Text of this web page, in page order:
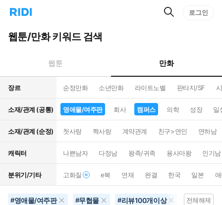
리
홈
으
턴
트
검
로그인
웹툰/만화 키워드 검색
웹툰 만화
장르 순정만화 소년만화 라이트노벨 판타지/SF
소재/관계 (공통) 영애물/여주판 회사 캠퍼스 의학 성장 일
소재/관계 (순정) 첫사랑 짝사랑 계약관계 친구>연인 연하남
캐릭터 나쁜남자 다정남 왕족/귀족 용사마왕 인기남
분위기/기타 고화질 e북 연재 완결 한국 일본
#영애물/여주판 #무협물 #리뷰100개이상 #동물
전체해제